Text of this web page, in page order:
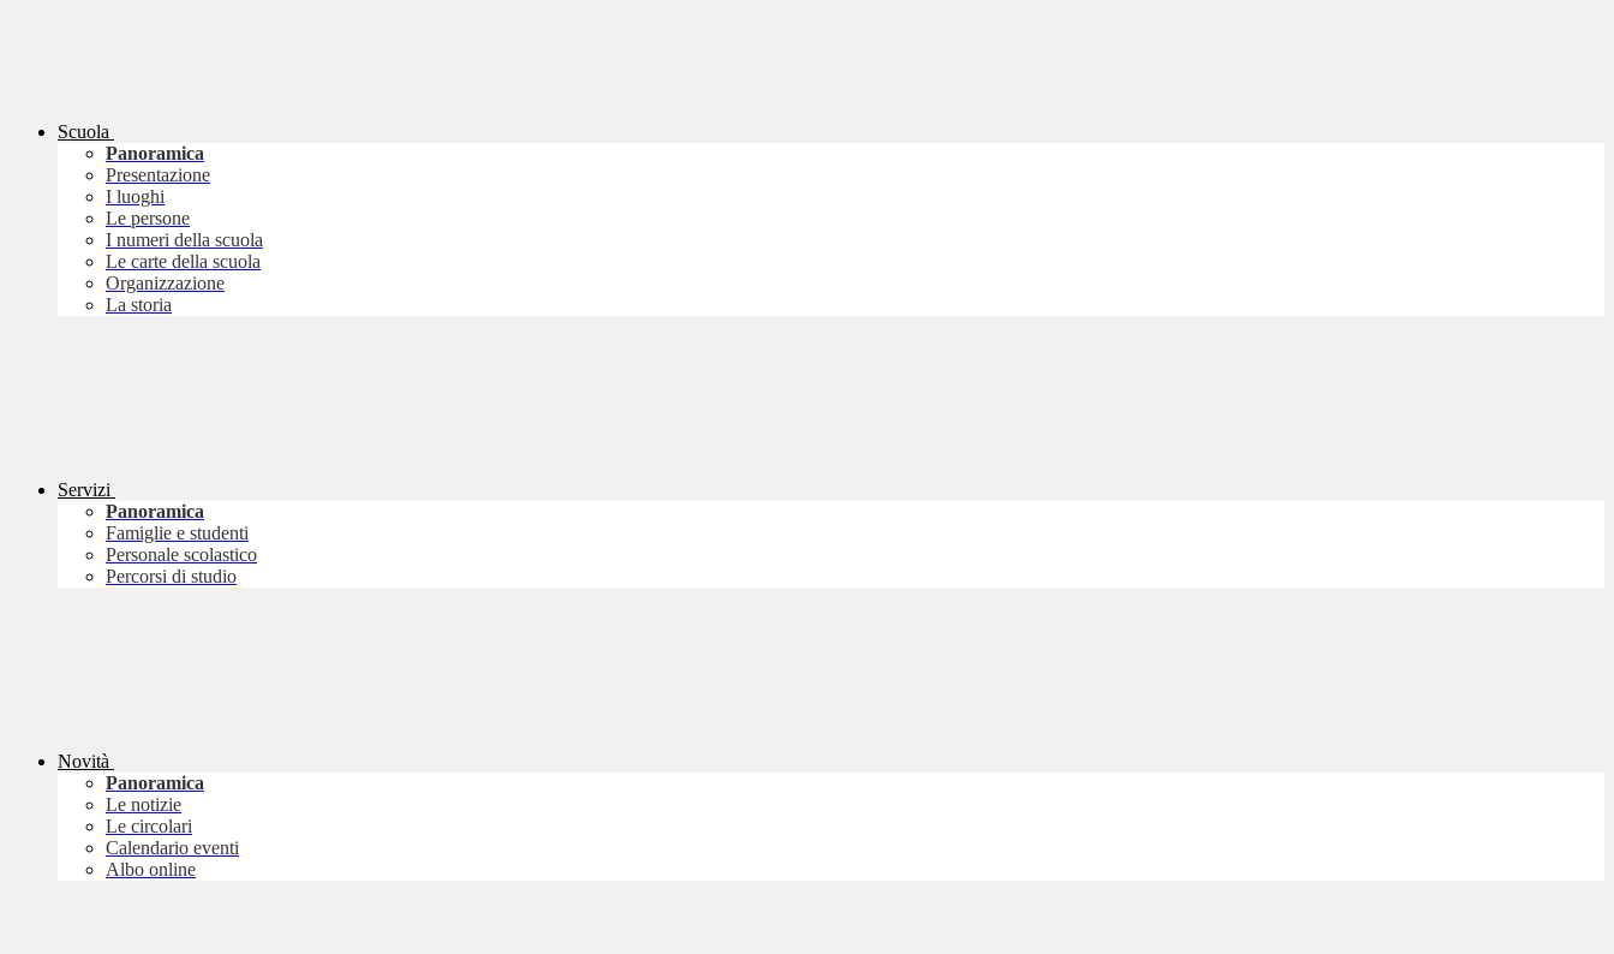
Scuola
Panoramica
Presentazione
I luoghi
Le persone
I numeri della scuola
Le carte della scuola
Organizzazione
La storia
Servizi
Panoramica
Famiglie e studenti
Personale scolastico
Percorsi di studio
Novità
Panoramica
Le notizie
Le circolari
Calendario eventi
Albo online